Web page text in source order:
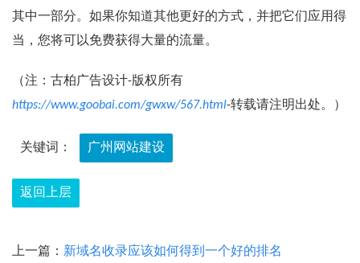
其中一部分。如果你知道其他更好的方式，并把它们应用得
当，您将可以免费获得大量的流量。
（注：古柏广告设计-版权所有
https://www.goobai.com/gwxw/567.html-转载请注明出处。）
关键词： 广州网站建设
返回上层
上一篇： 新域名收录应该如何得到一个好的排名